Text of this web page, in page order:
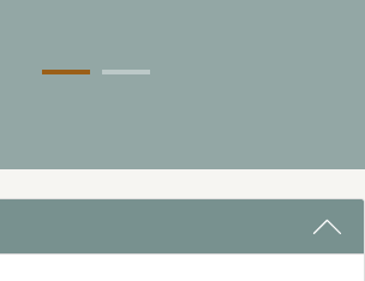
ALOJARSE CON